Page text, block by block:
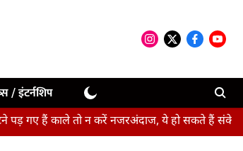
/ इंटर्नशिप
तो न करें नजरअंदाज, ये हो सकते हैं संकेत